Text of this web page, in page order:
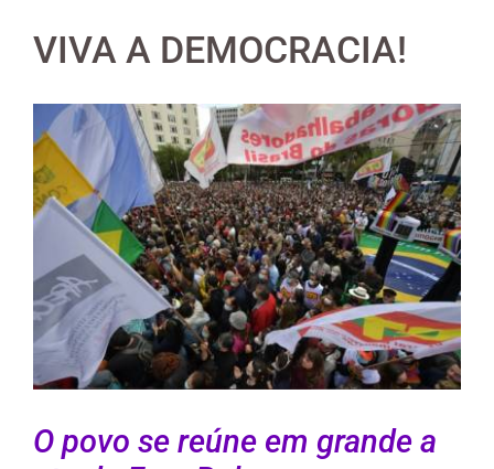
VIVA A DEMOCRACIA!
View
Larger
Image
O povo se reúne em grande a